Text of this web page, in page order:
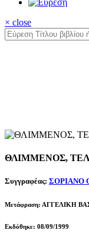
× close
ΘΛΙΜΜΕΝΟΣ,
Συγγραφέας: ΣΟΡΙΑΝΟ
Μετάφραση: ΑΓΓΕΛΙΚΗ
Εκδόθηκε: 08/09/1999